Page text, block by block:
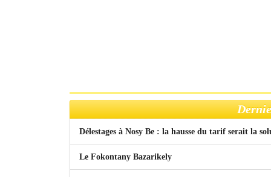
Délestages à Nosy Be : la hausse du tarif serait la
Le Fokontany Bazarikely